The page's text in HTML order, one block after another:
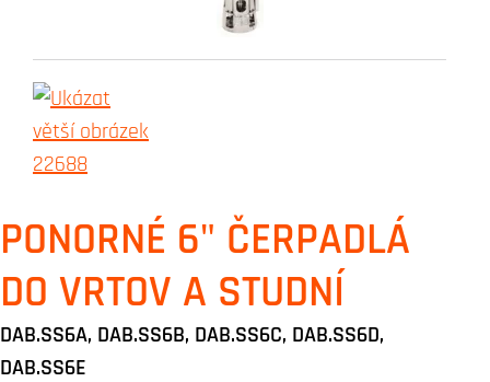
PONORNÉ 6" ČERPADLÁ
DO VRTOV A STUDNÍ
DAB.SS6A, DAB.SS6B, DAB.SS6C, DAB.SS6D,
DAB.SS6E